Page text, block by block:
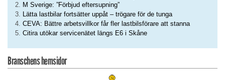
M Sverige: ”Förbjud eftersupning”
Lätta lastbilar fortsätter uppåt – trögare för de tunga
CEVA: Bättre arbetsvillkor får fler lastbilsförare att stanna
Citira utökar servicenätet längs E6 i Skåne
Branschens hemsidor